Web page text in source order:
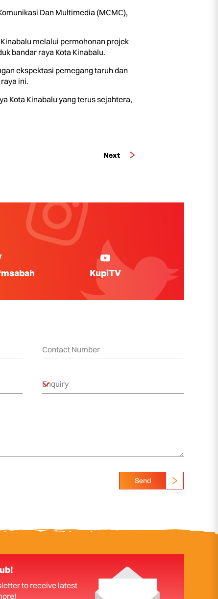
Dan Multimedia (MCMC),
melalui permohonan projek
bandar raya Kota Kinabalu.
ekspektasi pemegang taruh dan
ini.
Kota Kinabalu yang terus sejahtera,
Next
KupiTV
Send
to receive latest